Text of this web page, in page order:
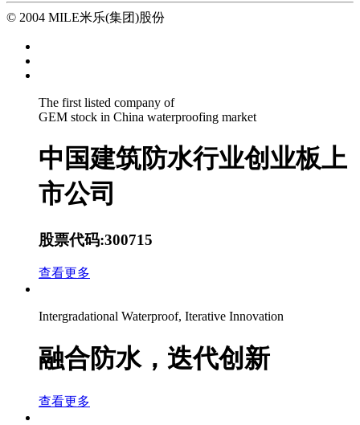
© 2004 MILE米乐(集团)股份
The first listed company of
GEM stock in China waterproofing market
中国建筑防水行业创业板上
市公司
股票代码:300715
查看更多
Intergradational Waterproof, Iterative Innovation
融合防水，迭代创新
查看更多